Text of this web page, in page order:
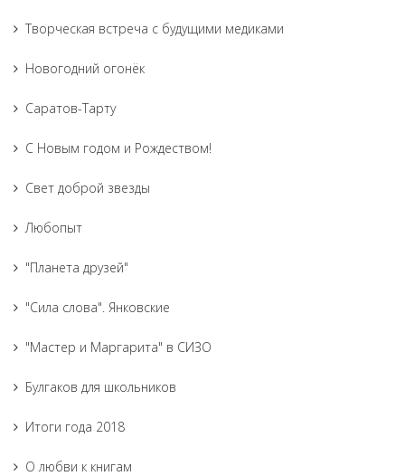
Творческая встреча с будущими медиками
Новогодний огонёк
Саратов-Тарту
С Новым годом и Рождеством!
Свет доброй звезды
Любопыт
"Планета друзей"
"Сила слова". Янковские
"Мастер и Маргарита" в СИЗО
Булгаков для школьников
Итоги года 2018
О любви к книгам